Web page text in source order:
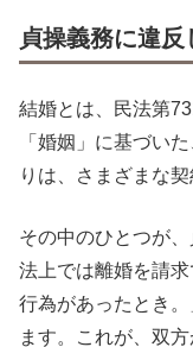
貞操義務に違反
結婚とは、民法第
「婚姻」に基づい
りは、さまざまな
その中のひとつが
法上では離婚を請
行為があったとき
ます。これが、双